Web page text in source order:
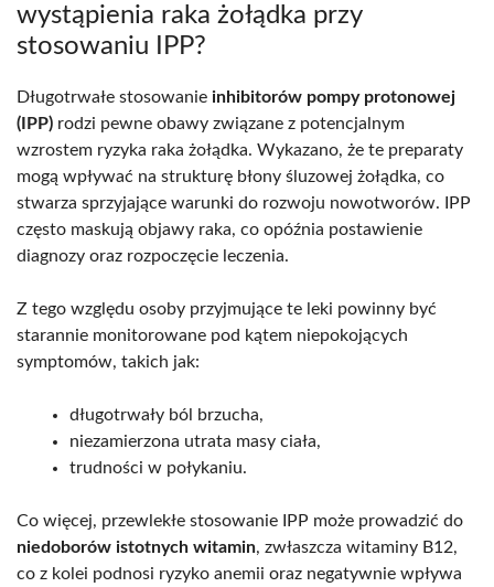
wystąpienia raka żołądka przy
stosowaniu IPP?
Długotrwałe stosowanie inhibitorów pompy protonowej
(IPP) rodzi pewne obawy związane z potencjalnym
wzrostem ryzyka raka żołądka. Wykazano, że te preparaty
mogą wpływać na strukturę błony śluzowej żołądka, co
stwarza sprzyjające warunki do rozwoju nowotworów. IPP
często maskują objawy raka, co opóźnia postawienie
diagnozy oraz rozpoczęcie leczenia.
Z tego względu osoby przyjmujące te leki powinny być
starannie monitorowane pod kątem niepokojących
symptomów, takich jak:
długotrwały ból brzucha,
niezamierzona utrata masy ciała,
trudności w połykaniu.
Co więcej, przewlekłe stosowanie IPP może prowadzić do
niedoborów istotnych witamin, zwłaszcza witaminy B12,
co z kolei podnosi ryzyko anemii oraz negatywnie wpływa